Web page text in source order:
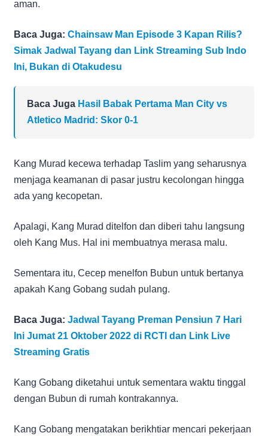
aman.
Baca Juga: Chainsaw Man Episode 3 Kapan Rilis?
Simak Jadwal Tayang dan Link Streaming Sub Indo
Ini, Bukan di Otakudesu
Baca Juga Hasil Babak Pertama Man City vs
Atletico Madrid: Skor 0-1
Kang Murad kecewa terhadap Taslim yang seharusnya
menjaga keamanan di pasar justru kecolongan hingga
ada yang kecopetan.
Apalagi, Kang Murad ditelfon dan diberi tahu langsung
oleh Kang Mus. Hal ini membuatnya merasa malu.
Sementara itu, Cecep menelfon Bubun untuk bertanya
apakah Kang Gobang sudah pulang.
Baca Juga: Jadwal Tayang Preman Pensiun 7 Hari
Ini Jumat 21 Oktober 2022 di RCTI dan Link Live
Streaming Gratis
Kang Gobang diketahui untuk sementara waktu tinggal
dengan Bubun di rumah kontrakannya.
Kang Gobang mengatakan berikhtiar mencari pekerjaan